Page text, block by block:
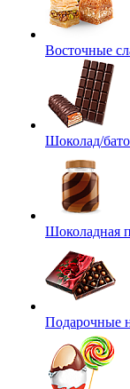
Восточные
Шоколад/
Шоколадная
Подарочные